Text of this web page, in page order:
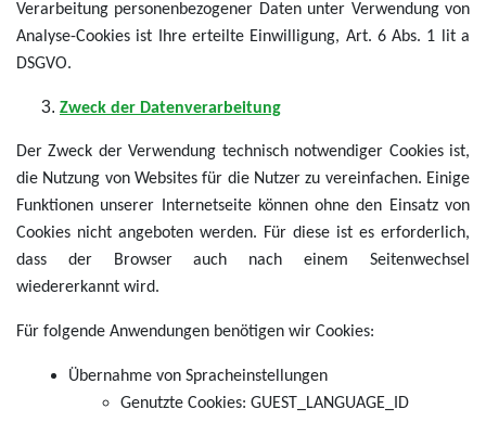
Verarbeitung personenbezogener Daten unter Verwendung von
Analyse-Cookies ist Ihre erteilte Einwilligung, Art. 6 Abs. 1 lit a
DSGVO.
Zweck der Datenverarbeitung
Der Zweck der Verwendung technisch notwendiger Cookies ist,
die Nutzung von Websites für die Nutzer zu vereinfachen. Einige
Funktionen unserer Internetseite können ohne den Einsatz von
Cookies nicht angeboten werden. Für diese ist es erforderlich,
dass der Browser auch nach einem Seitenwechsel
wiedererkannt wird.
Für folgende Anwendungen benötigen wir Cookies:
Übernahme von Spracheinstellungen
Genutzte Cookies: GUEST_LANGUAGE_ID